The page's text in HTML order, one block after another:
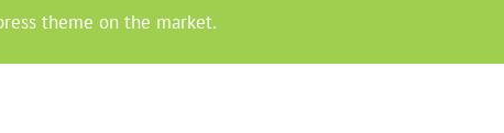
theme on the market.